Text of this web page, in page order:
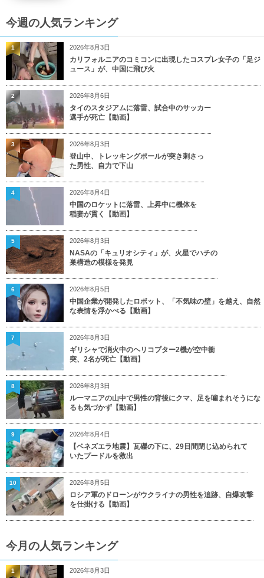
今週の人気ランキング
2026年8月3日
カリフォルニアのコミコンに出現したコスプレ女子の「足ジ
ュース」が、中国に飛び火
1
2026年8月6日
タイのスタジアムに落雷、試合中のサッカー
選手が死亡【動画】
2
2026年8月3日
登山中、トレッキングポールが突き刺さっ
た男性、自力で下山
3
2026年8月4日
中国のロケットに落雷、上昇中に機体を
稲妻が貫く【動画】
4
2026年8月3日
NASAの「キュリオシティ」が、火星でハチの
巣構造の模様を発見
5
2026年8月5日
中国企業が開発したロボット、「不気味の壁」を越え、自然
な表情を浮かべる【動画】
6
2026年8月3日
ギリシャで消火中のヘリコプター2機が空中衝
突、2名が死亡【動画】
7
2026年8月3日
ルーマニアの山中で男性の背後にクマ、足を噛まれそうにな
るも気づかず【動画】
8
2026年8月4日
【ベネズエラ地震】瓦礫の下に、29日間閉じ込められて
いたプードルを救出
9
2026年8月5日
ロシア軍のドローンがウクライナの男性を追跡、自爆攻撃
を仕掛ける【動画】
10
今月の人気ランキング
2026年8月3日
1